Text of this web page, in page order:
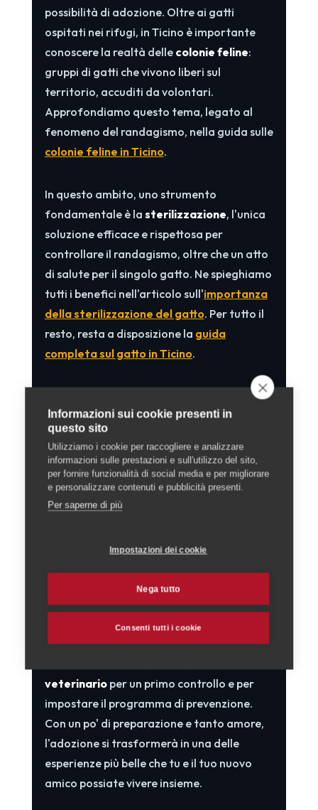
possibilità di adozione. Oltre ai gatti
ospitati nei rifugi, in Ticino è importante
conoscere la realtà delle colonie feline:
gruppi di gatti che vivono liberi sul
territorio, accuditi da volontari.
Approfondiamo questo tema, legato al
fenomeno del randagismo, nella guida sulle
colonie feline in Ticino.
In questo ambito, uno strumento
fondamentale è la sterilizzazione, l'unica
soluzione efficace e rispettosa per
controllare il randagismo, oltre che un atto
di salute per il singolo gatto. Ne spieghiamo
tutti i benefici nell'articolo sull'importanza
della sterilizzazione del gatto. Per tutto il
resto, resta a disposizione la guida
completa sul gatto in Ticino.
7. Dopo l'adozione: gli
adempimenti
Una volta accolto il nuovo arrivato,
restano alcuni passaggi pratici. Per icani, in
Svizzera vige l'obbligo di identificazione
veterinarioper un primo controllo e per
impostare il programma di prevenzione.
Con un po' di preparazione e tanto amore,
l'adozione si trasformerà in una delle
esperienze più belle che tu e il tuo nuovo
amico possiate vivere insieme.
Informazioni sui cookie presenti in
questo sito
Utilizziamo i cookie per raccogliere e analizzare
informazioni sulle prestazioni e sull'utilizzo del sito,
per fornire funzionalità di social media e per migliorare
e personalizzare contenuti e pubblicità presenti.
Per saperne di più
Impostazioni dei cookie
Nega tutto
Consenti tutti i cookie